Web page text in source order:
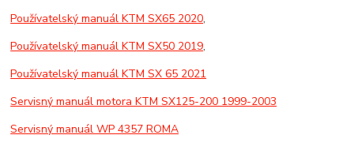
Používatelský manuál KTM SX65 2020,
Používatelský manuál KTM SX50 2019,
Používatelský manuál KTM SX 65 2021
Servisný manuál motora KTM SX125-200 1999-2003
Servisný manuál WP 4357 ROMA